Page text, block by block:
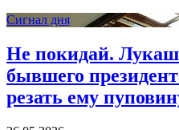
Сигнал дня
Не покидай.
бывшего
резать ему